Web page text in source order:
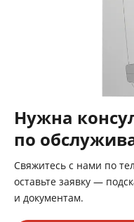
Нужна
по
Свяжитесь с нами по
оставьте заявку —
и документам.